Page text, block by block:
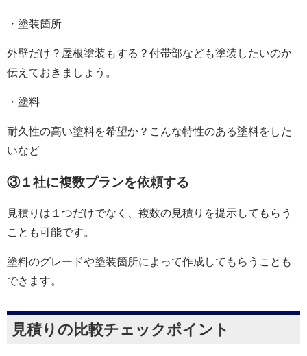
・塗装箇所
外壁だけ？屋根塗装もする？付帯部なども塗装したいのか
伝えておきましょう。
・塗料
耐久性の高い塗料を希望か？こんな特性のある塗料をした
いなど
③１社に複数プランを依頼する
見積りは１つだけでなく、複数の見積りを提示してもらう
ことも可能です。
塗料のグレードや塗装箇所によって作成してもらうことも
できます。
見積りの比較チェックポイント